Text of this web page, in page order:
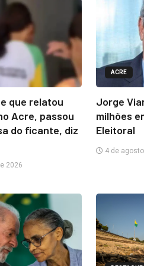
que relatou
Acre, passou
do ficante, diz
2026
ACRE
Jorge
milhões
Eleitoral
4 de